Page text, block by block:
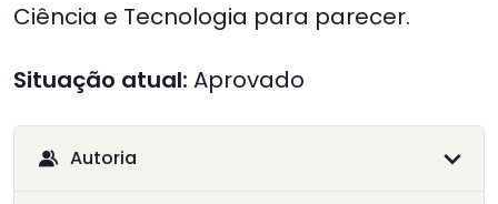
Ciência e Tecnologia para parecer.
Situação atual: Aprovado
Autoria